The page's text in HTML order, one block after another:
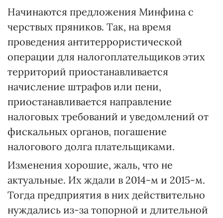
Начинаются предложения Минфина с
черствых пряников. Так, на время
проведения антитеррористической
операции для налогоплательщиков этих
территорий приостанавливается
начисление штрафов или пени,
приостанавливается направление
налоговых требований и уведомлений от
фискальных органов, погашение
налогового долга плательщиками.
Изменения хорошие, жаль, что не
актуальные. Их ждали в 2014-м и 2015-м.
Тогда предприятия в них действительно
нуждались из-за топорной и длительной